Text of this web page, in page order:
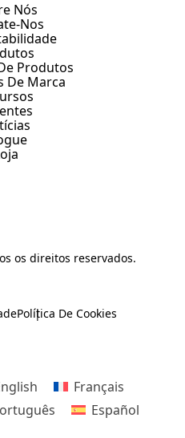
Nós
Nos
Produtos
De Marca
os direitos reservados.
Política De Cookies
Français
Español